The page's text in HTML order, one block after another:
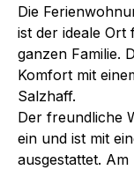
Die
ist der ideale
ganzen Familie.
Komfort mit
Salzhaff.
Der freundliche
ein und ist mit
ausgestattet.